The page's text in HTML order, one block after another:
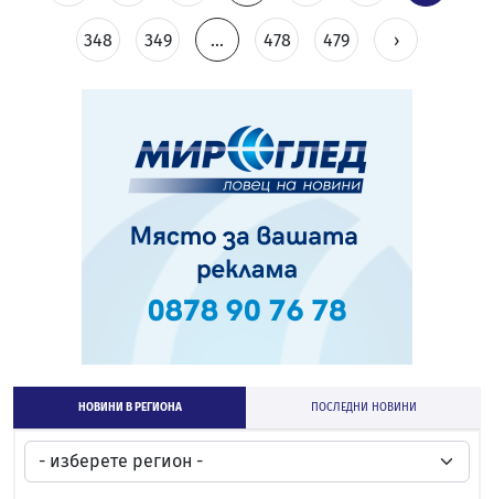
348 349 ... 478 479 ›
НОВИНИ В РЕГИОНА ПОСЛЕДНИ НОВИНИ